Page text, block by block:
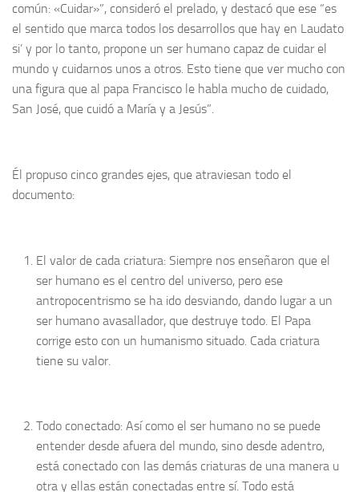
común: «Cuidar»”, consideró el prelado, y destacó que ese “es
el sentido que marca todos los desarrollos que hay en Laudato
si’ y por lo tanto, propone un ser humano capaz de cuidar el
mundo y cuidarnos unos a otros. Esto tiene que ver mucho con
una figura que al papa Francisco le habla mucho de cuidado,
San José, que cuidó a María y a Jesús”.
Él propuso cinco grandes ejes, que atraviesan todo el
documento:
El valor de cada criatura: Siempre nos enseñaron que el
ser humano es el centro del universo, pero ese
antropocentrismo se ha ido desviando, dando lugar a un
ser humano avasallador, que destruye todo. El Papa
corrige esto con un humanismo situado. Cada criatura
tiene su valor.
Todo conectado: Así como el ser humano no se puede
entender desde afuera del mundo, sino desde adentro,
está conectado con las demás criaturas de una manera u
otra y ellas están conectadas entre sí. Todo está